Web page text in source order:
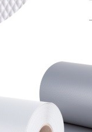
внешний вид